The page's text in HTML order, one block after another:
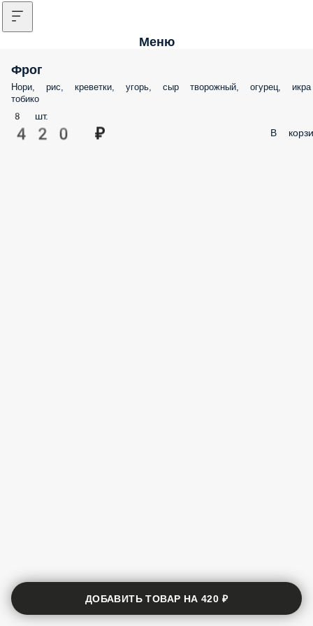
Меню
Фрог
Нори, рис, креветки, угорь, сыр творожный, огурец, икра
тобико
8 шт.
420 ₽ В
ДОБАВИТЬ ТОВАР НА420 ₽